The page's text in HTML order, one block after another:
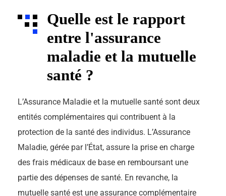
Quelle est le rapport
entre l'assurance
maladie et la mutuelle
santé ?
L’Assurance Maladie et la mutuelle santé sont deux
entités complémentaires qui contribuent à la
protection de la santé des individus. L’Assurance
Maladie, gérée par l’État, assure la prise en charge
des frais médicaux de base en remboursant une
partie des dépenses de santé. En revanche, la
mutuelle santé est une assurance complémentaire